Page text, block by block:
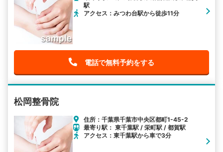
駅
アクセス：みつわ台駅から徒歩11分
電話で無料予約をする
松岡整骨院
住所：千葉県千葉市中央区都町1-45-2
最寄り駅： 東千葉駅 / 栄町駅 / 都賀駅
アクセス：東千葉駅から車で3分